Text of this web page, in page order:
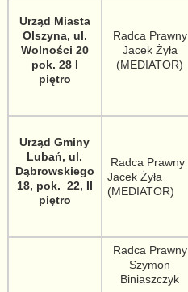
Urząd Miasta
Olszyna, ul.
Wolności 20
pok. 28 I
piętro
Radca Prawny
Jacek Żyła
(MEDIATOR)
Urząd Gminy
Lubań, ul.
Dąbrowskiego
18, pok. 22, II
piętro
Radca Prawny
Jacek Żyła
(MEDIATOR)
Radca Prawny
Szymon
Biniaszczyk